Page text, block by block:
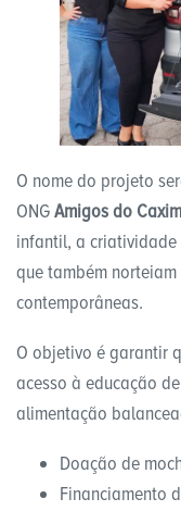
O nome do projeto
ONGAmigos do
infantil, a
que também
contemporâneas.
O objetivo é garantir
acesso à educação
alimentação
Doação de
Financiamento